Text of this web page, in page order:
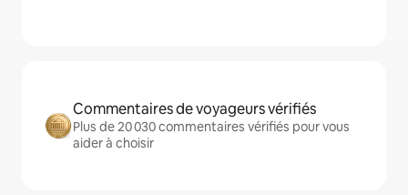
Commentaires de voyageurs vérifiés
Plus de 20 030 commentaires vérifiés pour vous
aider à choisir